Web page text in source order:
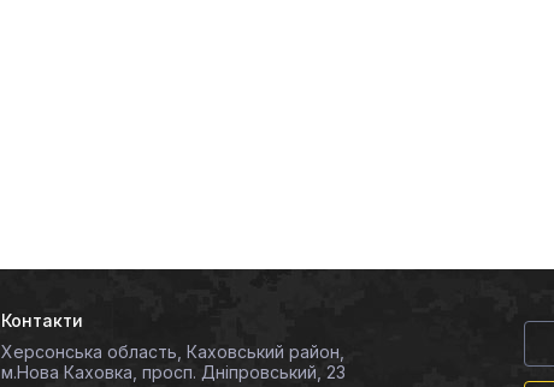
Контакти
Херсонська область, Каховський район,
м.Нова Каховка, просп. Дніпровський, 23